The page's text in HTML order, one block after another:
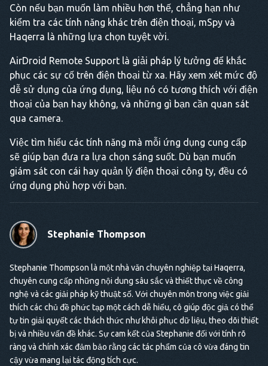
Còn nếu bạn muốn làm nhiều hơn thế, chẳng hạn như
kiểm tra các tính năng khác trên điện thoại, mSpy và
Haqerra là những lựa chọn tuyệt vời.
AirDroid Remote Support là giải pháp lý tưởng để khắc
phục các sự cố trên điện thoại từ xa. Hãy xem xét mức độ
dễ sử dụng của ứng dụng, liệu nó có tương thích với điện
thoại của bạn hay không, và những gì bạn cần quan sát
qua camera.
Việc tìm hiểu các tính năng mà mỗi ứng dụng cung cấp
sẽ giúp bạn đưa ra lựa chọn sáng suốt. Dù bạn muốn
giám sát con cái hay quản lý điện thoại công ty, đều có
ứng dụng phù hợp với bạn.
Stephanie Thompson
Stephanie Thompson là một nhà văn chuyên nghiệp tại Haqerra,
chuyên cung cấp những nội dung sâu sắc và thiết thực về công
nghệ và các giải pháp kỹ thuật số. Với chuyên môn trong việc giải
thích các chủ đề phức tạp một cách dễ hiểu, cô giúp độc giả có thể
tự tin giải quyết các thách thức như khôi phục dữ liệu, theo dõi thiết
bị và nhiều vấn đề khác. Sự cam kết của Stephanie đối với tính rõ
ràng và chính xác đảm bảo rằng các tác phẩm của cô vừa đáng tin
cậy vừa mang lại tác động tích cực.